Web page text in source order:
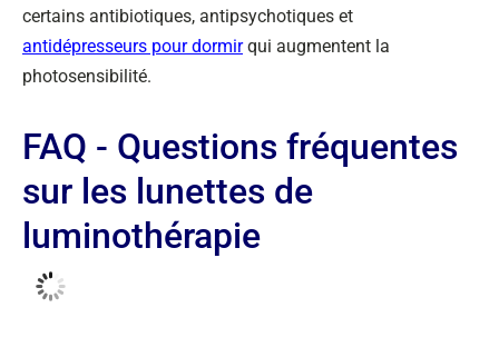
certains antibiotiques, antipsychotiques et
antidépresseurs pour dormirqui augmentent la
photosensibilité.
FAQ - Questions fréquentes
sur les lunettes de
luminothérapie